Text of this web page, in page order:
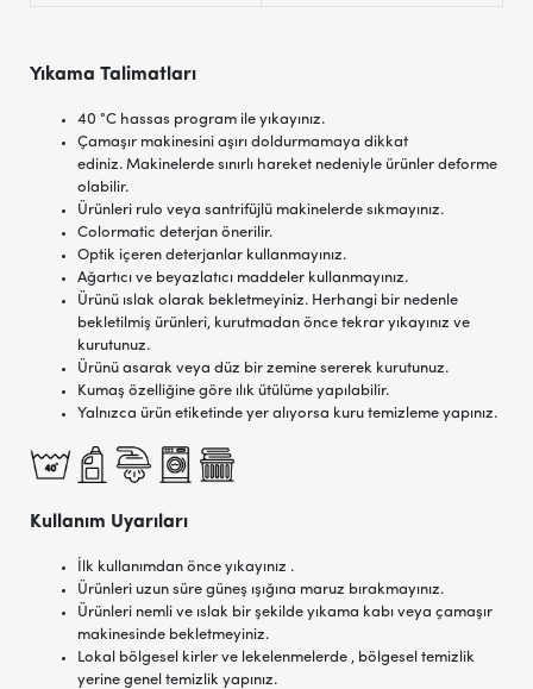
Yıkama Talimatları
40 °C hassas program ile yıkayınız.
Çamaşır makinesini aşırı doldurmamaya dikkat
ediniz. Makinelerde sınırlı hareket nedeniyle ürünler deforme
olabilir.
Ürünleri rulo veya santrifüjlü makinelerde sıkmayınız.
Colormatic deterjan önerilir.
Optik içeren deterjanlar kullanmayınız.
Ağartıcı ve beyazlatıcı maddeler kullanmayınız.
Ürünü ıslak olarak bekletmeyiniz. Herhangi bir nedenle
bekletilmiş ürünleri, kurutmadan önce tekrar yıkayınız ve
kurutunuz.
Ürünü asarak veya düz bir zemine sererek kurutunuz.
Kumaş özelliğine göre ılık ütülüme yapılabilir.
Yalnızca ürün etiketinde yer alıyorsa kuru temizleme yapınız.
Kullanım Uyarıları
İlk kullanımdan önce yıkayınız .
Ürünleri uzun süre güneş ışığına maruz bırakmayınız.
Ürünleri nemli ve ıslak bir şekilde yıkama kabı veya çamaşır
makinesinde bekletmeyiniz.
Lokal bölgesel kirler ve lekelenmelerde , bölgesel temizlik
yerine genel temizlik yapınız.